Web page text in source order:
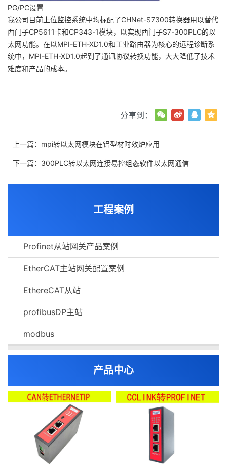
工程案例
Profinet从站网关产品案例
EtherCAT主站网关配置案例
EthereCAT从站
profibusDP主站
modbus
产品中心
PG/PC设置
我公司目前上位监控系统中均标配了CHNet-S7300转换器用以替代
西门子CP5611卡和CP343-1模块，以实现西门子S7-300PLC的以
太网功能。在以MPI-ETH-XD1.0和工业路由器为核心的远程诊断系
统中，MPI-ETH-XD1.0起到了通讯协议转换功能，大大降低了技术
难度和产品的成本。
分享到：
上一篇： mpi转以太网模块在铝型材时效炉应用
下一篇： 300PLC转以太网连接易控组态软件以太网通信